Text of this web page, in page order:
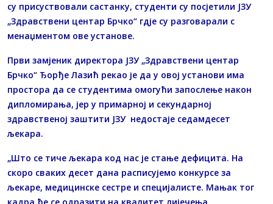
су присуствовали састанку, студенти су посјетили ЈЗУ
„Здравствени центар Брчко“ гдје су разговарали с
менаџментом ове установе.
Први замјеник директора ЈЗУ „Здравствени центар
Брчко“ Ђорђе Лазић рекао је да у овој установи има
простора да се студентима омогући запослење након
дипломирања, јер у примарној и секундарној
здравственој заштити ЈЗУ недостаје седамдесет
љекара.
„Што се тиче љекара код нас је стање дефицита. На
скоро сваких десет дана расписујемо конкурсе за
љекаре, медицинске сестре и специјалисте. Мањак тог